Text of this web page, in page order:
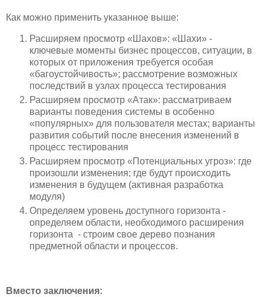
Как можно применить указанное выше:
Расширяем просмотр «Шахов»: «Шахи» -
ключевые моменты бизнес процессов, ситуации, в
которых от приложения требуется особая
«багоустойчивость»; рассмотрение возможных
последствий в узлах процесса тестирования
Расширяем просмотр «Атак»: рассматриваем
варианты поведения системы в особенно
«популярных» для пользователя местах; варианты
развития событий после внесения изменений в
процесс тестирования
Расширяем просмотр «Потенциальных угроз»: где
произошли изменения; где будут происходить
изменения в будущем (активная разработка
модуля)
Определяем уровень доступного горизонта -
определяем области, необходимого расширения
горизонта - строим свое дерево познания
предметной области и процессов.
Вместо заключения: